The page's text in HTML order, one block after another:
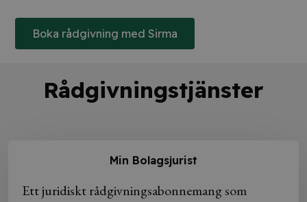
Boka rådgivning med Sirma
Rådgivningstjänster
Min Bolagsjurist
Ett juridiskt rådgivningsabonnemang som